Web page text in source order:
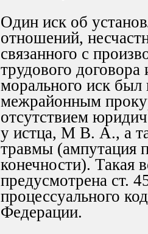
Один иск об
отношений,
связанного с
трудового договора
морального иск
межрайонным
отсутствием
у истца, М В. А., а
травмы (ампутация
конечности). Такая
предусмотрена ст.
процессуального
Федерации.